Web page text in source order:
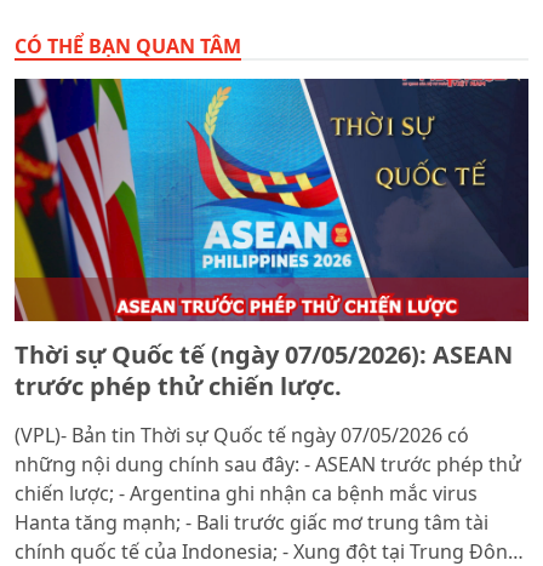
CÓ THỂ BẠN QUAN TÂM
Thời sự Quốc tế (ngày 07/05/2026): ASEAN
trước phép thử chiến lược.
(VPL)- Bản tin Thời sự Quốc tế ngày 07/05/2026 có
những nội dung chính sau đây: - ASEAN trước phép thử
chiến lược; - Argentina ghi nhận ca bệnh mắc virus
Hanta tăng mạnh; - Bali trước giấc mơ trung tâm tài
chính quốc tế của Indonesia; - Xung đột tại Trung Đông: